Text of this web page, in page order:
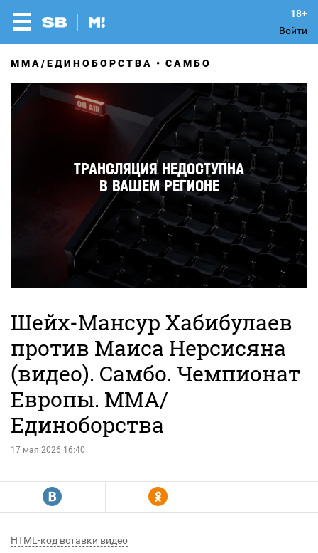
Войти
MMA/ЕДИНОБОРСТВА САМБО
Шейх-Мансур Хабибулаев
против Маиса Нерсисяна
(видео). Самбо. Чемпионат
Европы. MMA/
Единоборства
17 мая 2026 16:40
R Y
HTML-код вставки видео